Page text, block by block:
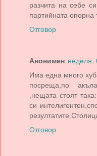
разчита на себе
партийната опорна
Отговор
Анонимен неделя,
Има една много
посреща,по
,нещата стоят
си
Отговор